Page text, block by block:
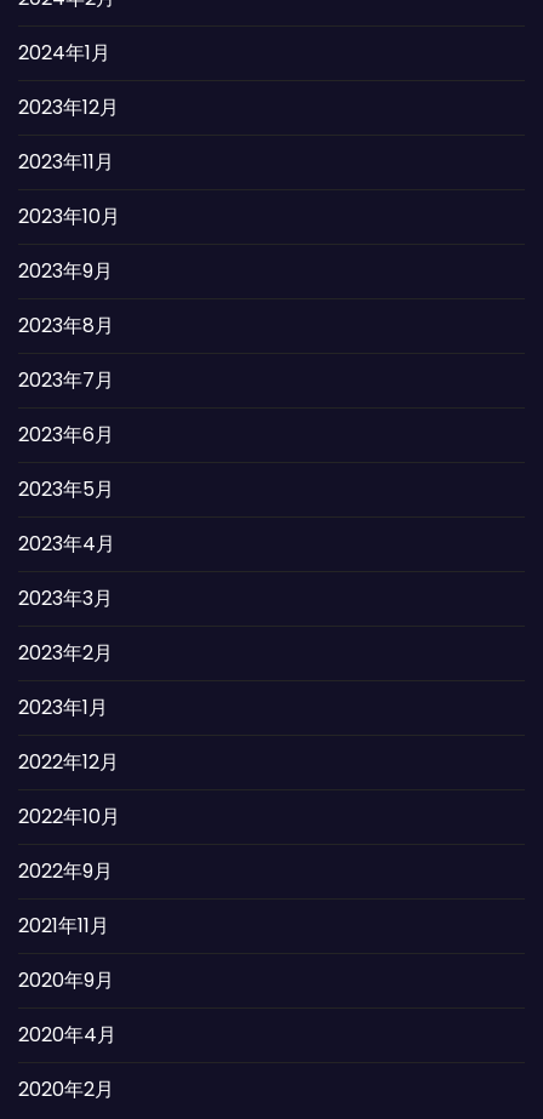
2024年1月
2023年12月
2023年11月
2023年10月
2023年9月
2023年8月
2023年7月
2023年6月
2023年5月
2023年4月
2023年3月
2023年2月
2023年1月
2022年12月
2022年10月
2022年9月
2021年11月
2020年9月
2020年4月
2020年2月